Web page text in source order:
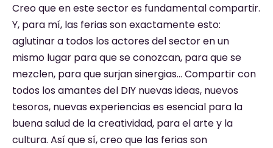
Creo que en este sector es fundamental compartir.
Y, para mí, las ferias son exactamente esto:
aglutinar a todos los actores del sector en un
mismo lugar para que se conozcan, para que se
mezclen, para que surjan sinergias… Compartir con
todos los amantes del DIY nuevas ideas, nuevos
tesoros, nuevas experiencias es esencial para la
buena salud de la creatividad, para el arte y la
cultura. Así que sí, creo que las ferias son